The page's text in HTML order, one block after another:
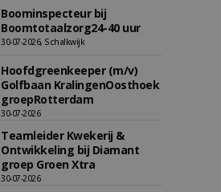
Boominspecteur bij
Boomtotaalzorg24-40 uur
30-07-2026, Schalkwijk
Hoofdgreenkeeper (m/v)
Golfbaan KralingenOosthoek
groepRotterdam
30-07-2026
Teamleider Kwekerij &
Ontwikkeling bij Diamant
groep Groen Xtra
30-07-2026